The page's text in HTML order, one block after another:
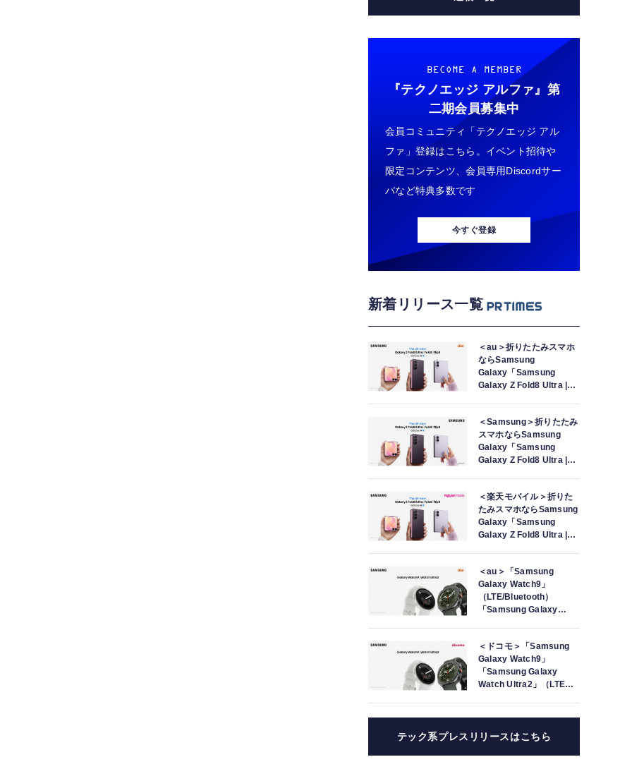
BECOME A MEMBER
『テクノエッジ アルファ』 第
二期会員募集中
会員コミュニティ「テクノエッジ アル
ファ」登録はこちら。イベント招待や
限定コンテンツ、会員専用Discordサー
バなど特典多数です
今すぐ登録
新着リリース一覧
＜au＞折りたたみスマホ
ならSamsung
Galaxy「Samsung
Galaxy Z Fold8 Ultra |
＜Samsung＞折りたたみ
スマホならSamsung
Galaxy「Samsung
Galaxy Z Fold8 Ultra |
＜楽天モバイル＞折りた
たみスマホならSamsung
Galaxy「Samsung
Galaxy Z Fold8 Ultra |
＜au＞「Samsung
Galaxy Watch9」
（LTE/Bluetooth）
「Samsung Galaxy
＜ドコモ＞「Samsung
Galaxy Watch9」
「Samsung Galaxy
Watch Ultra2」（LTE）
テック系プレスリリースはこちら